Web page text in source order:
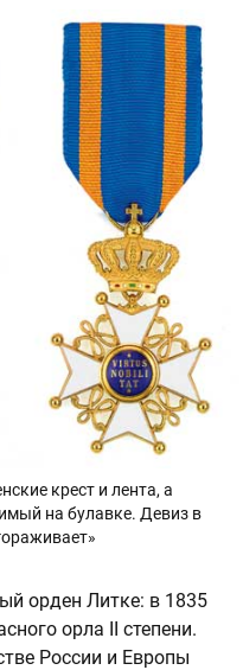
крест и лента, а
на булавке. Девиз в
орден Литке: в 1835
орла II степени.
России и Европы